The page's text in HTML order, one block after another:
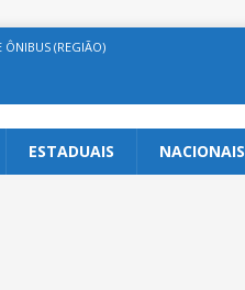
ÔNIBUS (REGIÃO)
ESTADUAIS NACIONAIS